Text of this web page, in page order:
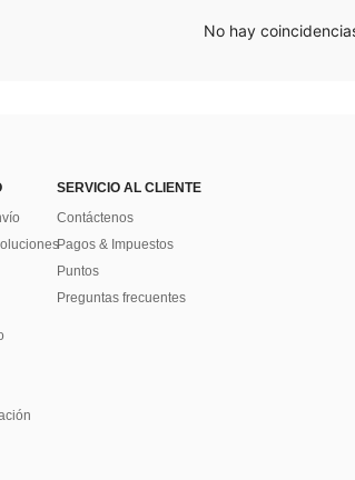
No hay
SERVICIO AL CLIENTE
Contáctenos
Pagos & Impuestos
Puntos
Preguntas frecuentes